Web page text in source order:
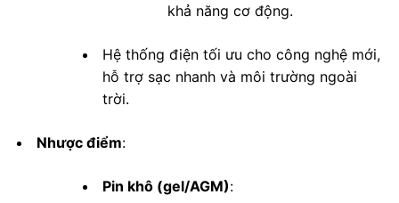
khả năng cơ động.
Hệ thống điện tối ưu cho công nghệ mới,
hỗ trợ sạc nhanh và môi trường ngoài
trời.
Nhược điểm:
Pin khô (gel/AGM):